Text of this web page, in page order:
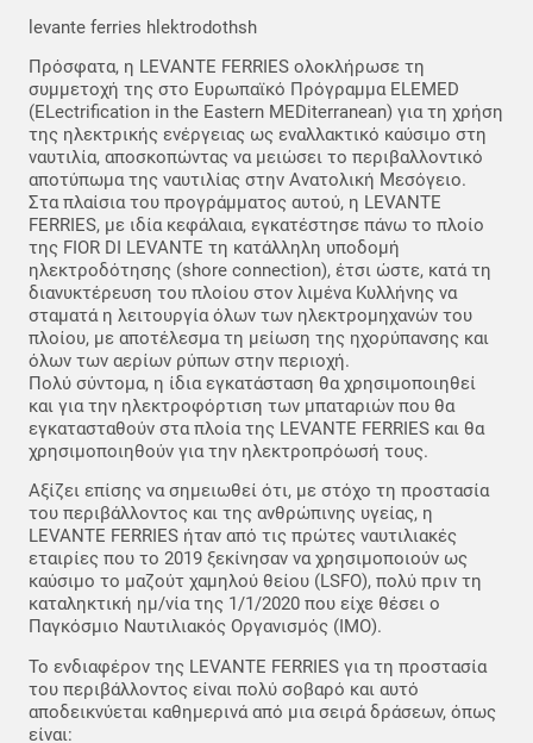
levante ferries hlektrodothsh
Πρόσφατα, η LEVANTE FERRIES ολοκλήρωσε τη
συμμετοχή της στο Ευρωπαϊκό Πρόγραμμα ELEMED
(ELectrification in the Eastern MEDiterranean) για τη χρήση
της ηλεκτρικής ενέργειας ως εναλλακτικό καύσιμο στη
ναυτιλία, αποσκοπώντας να μειώσει το περιβαλλοντικό
αποτύπωμα της ναυτιλίας στην Ανατολική Μεσόγειο.
Στα πλαίσια του προγράμματος αυτού, η LEVANTE
FERRIES, με ιδία κεφάλαια, εγκατέστησε πάνω το πλοίο
της FIOR DI LEVANTE τη κατάλληλη υποδομή
ηλεκτροδότησης (shore connection), έτσι ώστε, κατά τη
διανυκτέρευση του πλοίου στον λιμένα Κυλλήνης να
σταματά η λειτουργία όλων των ηλεκτρομηχανών του
πλοίου, με αποτέλεσμα τη μείωση της ηχορύπανσης και
όλων των αερίων ρύπων στην περιοχή.
Πολύ σύντομα, η ίδια εγκατάσταση θα χρησιμοποιηθεί
και για την ηλεκτροφόρτιση των μπαταριών που θα
εγκατασταθούν στα πλοία της LEVANTE FERRIES και θα
χρησιμοποιηθούν για την ηλεκτροπρόωσή τους.
Αξίζει επίσης να σημειωθεί ότι, με στόχο τη προστασία
του περιβάλλοντος και της ανθρώπινης υγείας, η
LEVANTE FERRIES ήταν από τις πρώτες ναυτιλιακές
εταιρίες που το 2019 ξεκίνησαν να χρησιμοποιούν ως
καύσιμο το μαζούτ χαμηλού θείου (LSFO), πολύ πριν τη
καταληκτική ημ/νία της 1/1/2020 που είχε θέσει ο
Παγκόσμιο Ναυτιλιακός Οργανισμός (IMO).
Το ενδιαφέρον της LEVANTE FERRIES για τη προστασία
του περιβάλλοντος είναι πολύ σοβαρό και αυτό
αποδεικνύεται καθημερινά από μια σειρά δράσεων, όπως
είναι: